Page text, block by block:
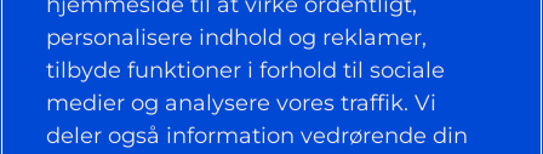
NYTTIGE LINKS
DÆK
personalisere indhold og reklamer,
tilbyde funktioner i forhold til sociale
medier og analysere vores traffik. Vi
deler også information vedrørende din